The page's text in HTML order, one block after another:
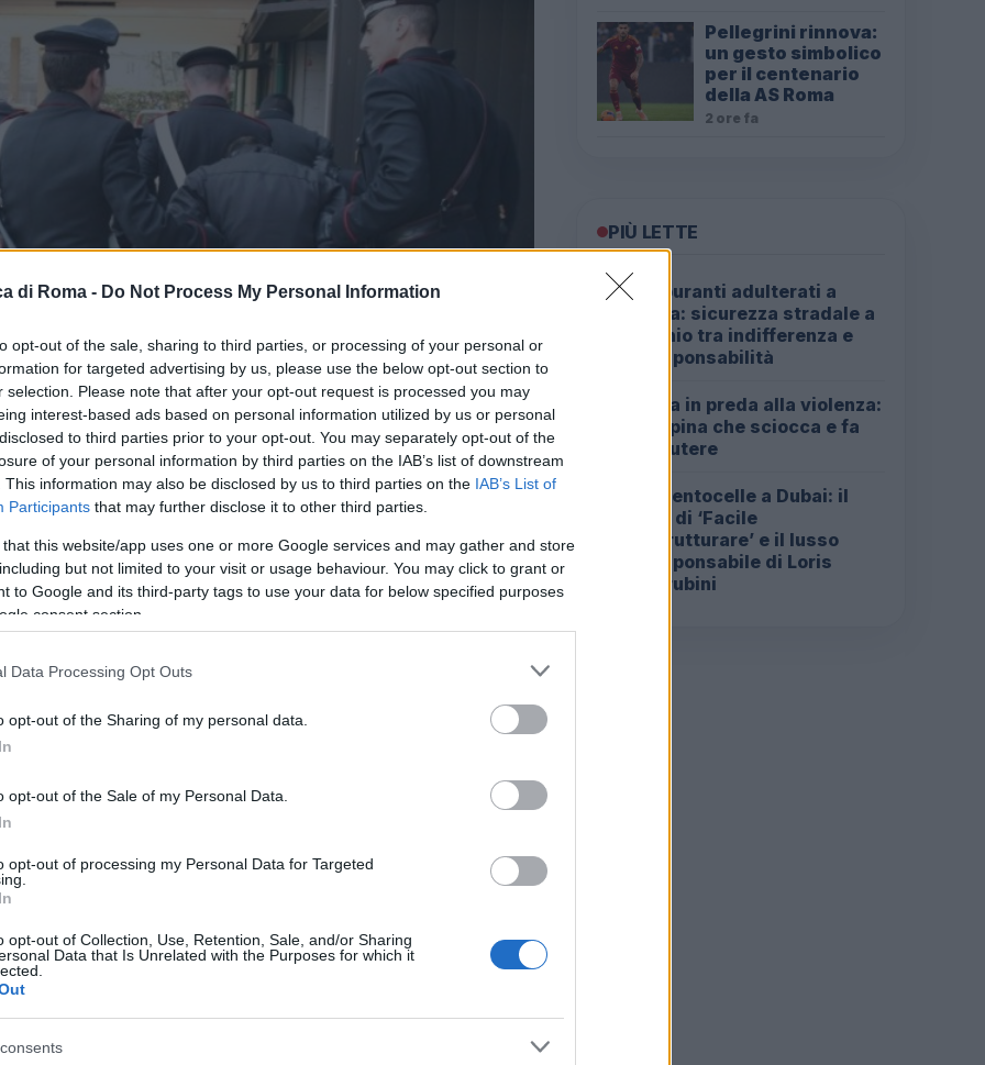
di Roma - Do Not Process My Personal Information
opt-out of the sale, sharing to third parties, or processing of your personal or
for targeted advertising by us, please use the below opt-out section to
selection. Please note that after your opt-out request is processed you may
interest-based ads based on personal information utilized by us or personal
to third parties prior to your opt-out. You may separately opt-out of the
of your personal information by third parties on the IAB’s list of downstream
This information may also be disclosed by us to third parties on the IAB’s List of
Participants that may further disclose it to other third parties.
that this website/app uses one or more Google services and may gather and store
but not limited to your visit or usage behaviour. You may click to grant or
to Google and its third-party tags to use your data for below specified purposes
consent section.
Data Processing Opt Outs
opt-out of the Sharing of my personal data.
opt-out of the Sale of my Personal Data.
opt-out of processing my Personal Data for Targeted
opt-out of Collection, Use, Retention, Sale, and/or Sharing
Data that Is Unrelated with the Purposes for which it
violenta a minimarket.
Gruppo reati gravi contro il patrimonio e gli
, hanno colpito in maniera violenta
La banda, composta da
il telefono e il portafogli del titolare, colpito poi
riusciti a individuare quasi subito il minorenne,
. I due maggiorenni, su richiesta della locale
il patrimonio e gli stupefacenti, diretto dal
stati invece tradotti, per ordine del Gip del Tribunale di
e tre i giovani malviventi l’accusa è ditentato
rientrare in casa senza chiedere aiuto. Una volta nel
Pellegrini rinnova:
un gesto simbolico
per il centenario
della AS Roma
2 ore fa
PIÙ LETTE
1 Carburanti adulterati a
Roma: sicurezza stradale a
rischio tra indifferenza e
irresponsabilità
Roma in preda alla violenza:
la rapina che sciocca e fa
discutere
Da Centocelle a Dubai: il
crac di ‘Facile
Ristrutturare’ e il lusso
irresponsabile di Loris
Cherubini